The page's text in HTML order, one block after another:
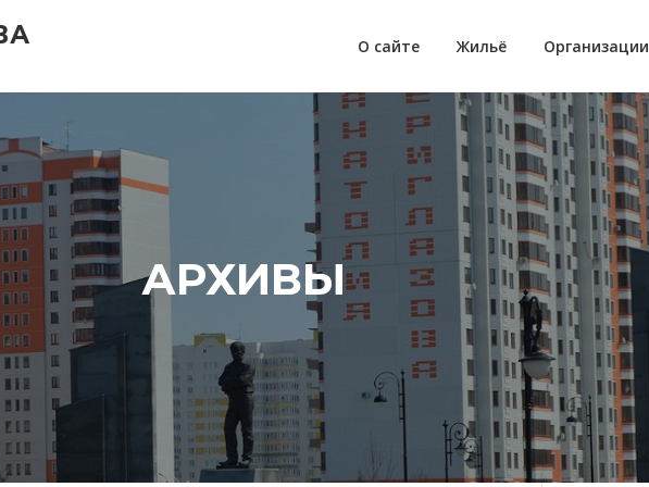
О сайте Жильё Организации
АРХИВЫ